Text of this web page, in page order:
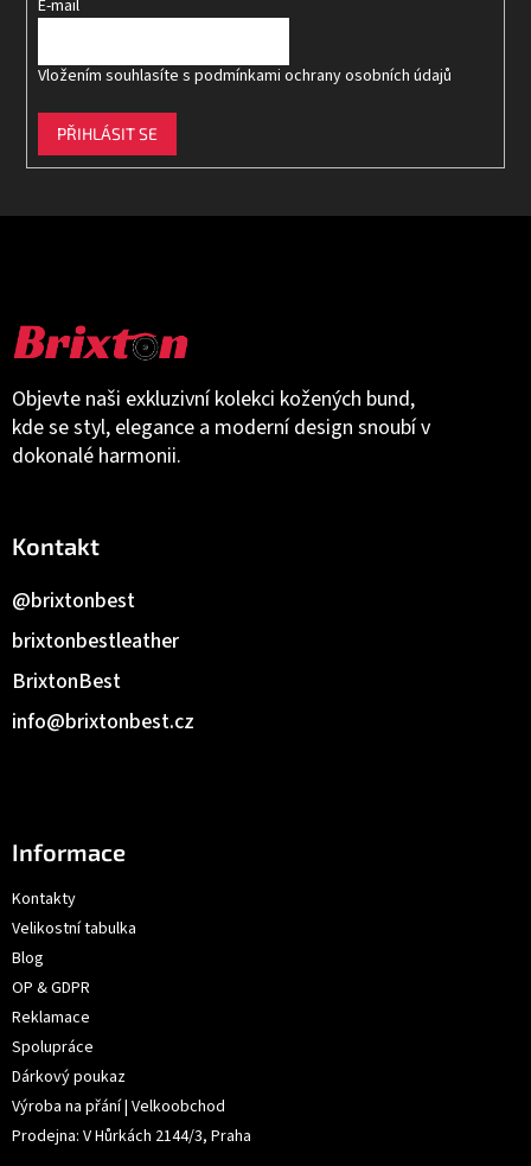
Objevte naši exkluzivní kolekci kožených bund,
kde se styl, elegance a moderní design snoubí v
dokonalé harmonii.
Kontakt
info@brixtonbest.cz
BrixtonBest
brixtonbestleather
@brixtonbest
Informace
Kontakty
Velikostní tabulka
Blog
OP & GDPR
Reklamace
Spolupráce
Dárkový poukaz
Výroba na přání | Velkoobchod
Prodejna: V Hůrkách 2144/3, Praha
E-mail
Vložením souhlasíte s podmínkami ochrany osobních údajů
PŘIHLÁSIT SE